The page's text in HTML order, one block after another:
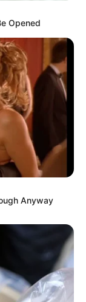
Opened
Anyway